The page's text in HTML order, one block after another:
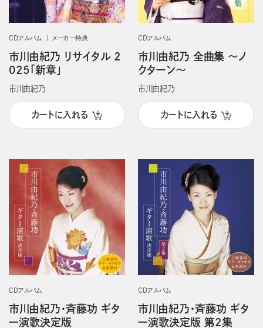
CDアルバム メーカー特典
市川由紀乃 リサイタル 2
025「新章」
市川由紀乃
カートに入れる
CDアルバム
市川由紀乃 全曲集 ～ノ
クターン～
市川由紀乃
カートに入れる
CDアルバム
市川由紀乃・斉藤功 ギタ
ー演歌決定版
CDアルバム
市川由紀乃・斉藤功 ギタ
ー演歌決定版 第2集